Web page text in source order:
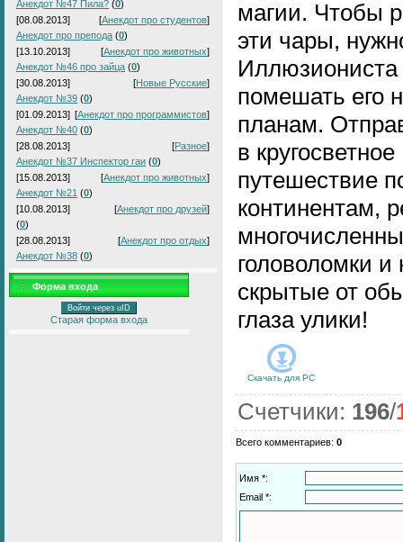
Анекдот №47 Пила? (0)
[08.08.2013]
[Анекдот про студентов]
Анекдот про препода (0)
[13.10.2013]
[Анекдот про животных]
Анекдот №46 про зайца (0)
[30.08.2013]
[Новые Русские]
Анекдот №39 (0)
[01.09.2013] [Анекдот про программистов]
Анекдот №40 (0)
[28.08.2013]
[Разное]
Анекдот №37 Инспектор гаи (0)
[15.08.2013]
[Анекдот про животных]
Анекдот №21 (0)
[10.08.2013]
[Анекдот про друзей]
(0)
[28.08.2013]
[Анекдот про отдых]
Анекдот №38 (0)
Форма входа
Войти через uID
Старая форма входа
магии. Чтобы
эти чары,
Иллюзиониста
помешать его
планам.
в кругосветное
путешествие
континентам,
головоломки и
скрытые от
глаза улики!
Скачать для PC
Счетчики: 196/
Всего комментариев: 0
Имя *:
Email *: